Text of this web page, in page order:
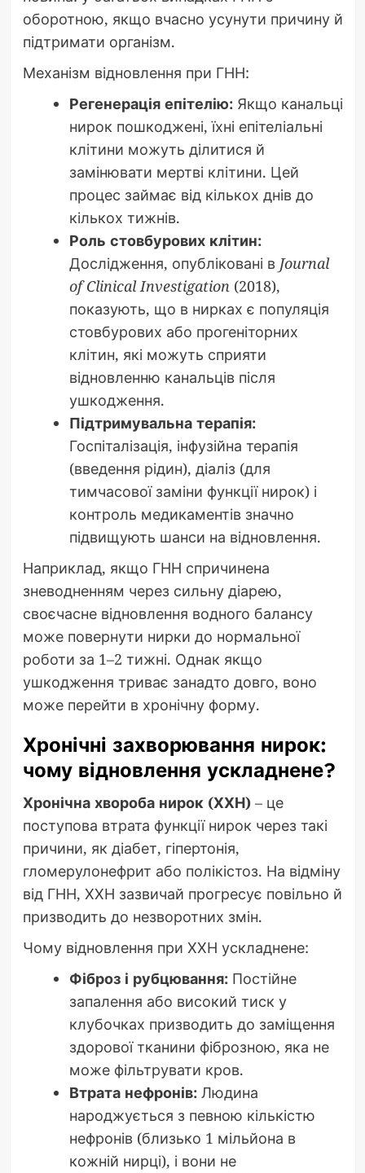
оборотною, якщо вчасно усунути причину й
підтримати організм.
Механізм відновлення при ГНН:
Регенерація епітелію:Якщо канальці
нирок пошкоджені, їхні епітеліальні
клітини можуть ділитися й
замінювати мертві клітини. Цей
процес займає від кількох днів до
кількох тижнів.
Роль стовбурових клітин:
Дослідження, опубліковані в Journal
of Clinical Investigation(2018),
показують, що в нирках є популяція
стовбурових або прогеніторних
клітин, які можуть сприяти
відновленню канальців після
ушкодження.
Підтримувальна терапія:
Госпіталізація, інфузійна терапія
(введення рідин), діаліз (для
тимчасової заміни функції нирок) і
контроль медикаментів значно
підвищують шанси на відновлення.
Наприклад, якщо ГНН спричинена
зневодненням через сильну діарею,
своєчасне відновлення водного балансу
може повернути нирки до нормальної
роботи за 1–2 тижні. Однак якщо
ушкодження триває занадто довго, воно
може перейти в хронічну форму.
Хронічні захворювання нирок:
чому відновлення ускладнене?
Хронічна хвороба нирок (ХХН)– це
поступова втрата функції нирок через такі
причини, як діабет, гіпертонія,
гломерулонефрит або полікістоз. На відміну
від ГНН, ХХН зазвичай прогресує повільно й
призводить до незворотних змін.
Чому відновлення при ХХН ускладнене:
Фіброз і рубцювання:Постійне
запалення або високий тиск у
клубочках призводить до заміщення
здорової тканини фіброзною, яка не
може фільтрувати кров.
Втрата нефронів:Людина
народжується з певною кількістю
нефронів (близько 1 мільйона в
кожній нирці), і вони не